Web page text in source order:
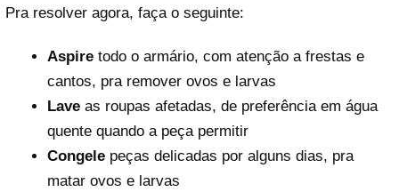
Pra resolver agora, faça o seguinte:
Aspiretodo o armário, com atenção a frestas e
cantos, pra remover ovos e larvas
Laveas roupas afetadas, de preferência em água
quente quando a peça permitir
Congelepeças delicadas por alguns dias, pra
matar ovos e larvas